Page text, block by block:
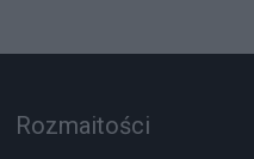
Rozmaitości